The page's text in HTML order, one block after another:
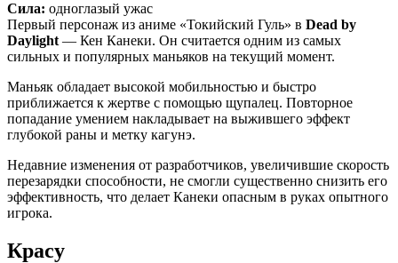
Сила: одноглазый ужас
Первый персонаж из аниме «Токийский Гуль» в Dead by
Daylight — Кен Канеки. Он считается одним из самых
сильных и популярных маньяков на текущий момент.
Маньяк обладает высокой мобильностью и быстро
приближается к жертве с помощью щупалец. Повторное
попадание умением накладывает на выжившего эффект
глубокой раны и метку кагунэ.
Недавние изменения от разработчиков, увеличившие скорость
перезарядки способности, не смогли существенно снизить его
эффективность, что делает Канеки опасным в руках опытного
игрока.
Красу